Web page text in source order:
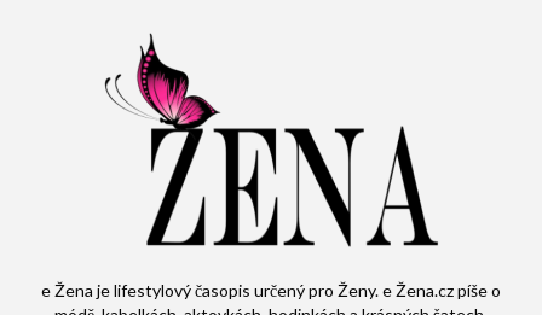
e Žena je lifestylový časopis určený pro Ženy. e Žena.cz píše o